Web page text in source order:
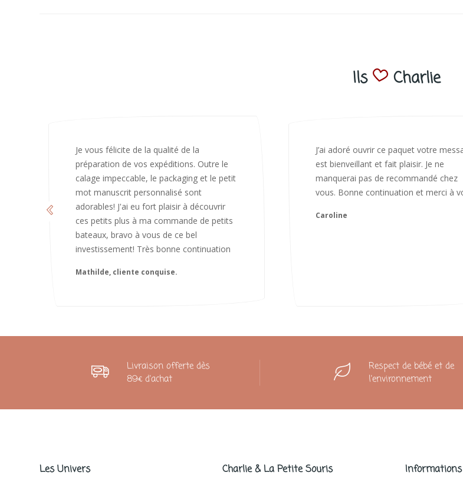
Ils Charlie
J’ai adoré ouvrir ce paquet votre message
est bienveillant et fait plaisir. Je ne
manquerai pas de recommandé chez
vous. Bonne continuation et merci à vous.
Bonjour Nadia Bien reçu le colis auj,
magnifique colis. L'emballage est
magnifique. Très contente des animaux.
Je recommanderai sans hésiter 😍
Camille
Livraison offerte dès
89€ d'achat
Respect de bébé et de
l'environnement
Les Univers Charlie & La Petite Souris Informations